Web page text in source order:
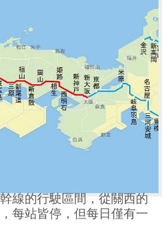
線的行駛區間，從關西的
每站皆停，但每日僅有一